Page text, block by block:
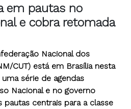
em pautas no
e cobra retomada
Nacional dos
CUT) está em Brasília nesta
série de agendas
Nacional e no governo
centrais para a classe